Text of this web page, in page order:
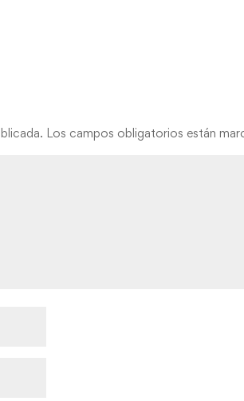
Los campos obligatorios están